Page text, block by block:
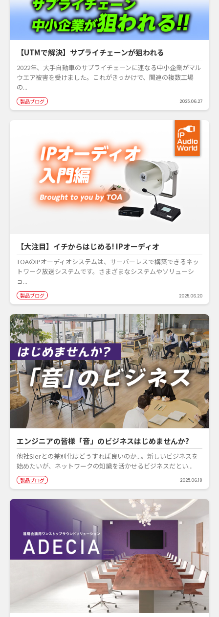
【UTMで解決】サプライチェーンが狙われる
2022年、大手自動車のサプライチェーンに連なる中小企業がマル
ウエア被害を受けました。これがきっかけで、関連の複数工場
の...
製品ブログ 2025.06.27
【大注目】イチからはじめる! IPオーディオ
TOAのIPオーディオシステムは、サーバーレスで構築できるネッ
トワーク放送システムです。さまざまなシステムやソリューシ
ョ...
製品ブログ 2025.06.20
エンジニアの皆様「音」のビジネスはじめませんか?
他社SIerとの差別化はどうすれば良いのか...。新しいビジネスを
始めたいが、ネットワークの知識を活かせるビジネスだとい...
製品ブログ 2025.06.18